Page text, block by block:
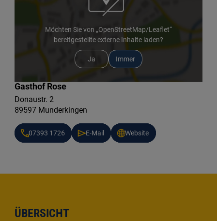
Möchten Sie von „OpenStreetMap/Leaflet“
bereitgestellte externe Inhalte laden?
Ja Immer
Gasthof Rose
Donaustr. 2
89597 Munderkingen
07393 1726 E-Mail Website
ÜBERSICHT